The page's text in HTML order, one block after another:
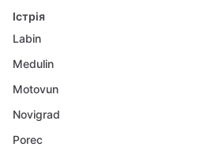
Істрія
Labin
Medulin
Motovun
Novigrad
Porec